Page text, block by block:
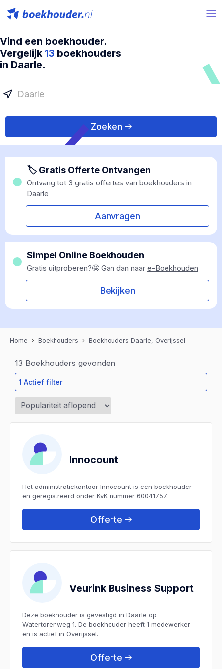
Vind een boekhouder.
Vergelijk 13 boekhouders
in Daarle.
Zoeken
🏷 Gratis Offerte Ontvangen
Ontvang tot 3 gratis offertes van boekhouders in
Daarle
Aanvragen
Simpel Online Boekhouden
Gratis uitproberen?🤩 Gan dan naar e-Boekhouden
Bekijken
Home Boekhouders Boekhouders Daarle, Overijssel
13 Boekhouders gevonden
1 Actief filter
Innocount
Het administratiekantoor Innocount is een boekhouder
en geregistreerd onder KvK nummer 60041757.
Offerte
Veurink Business Support
Deze boekhouder is gevestigd in Daarle op
Watertorenweg 1. De boekhouder heeft 1 medewerker
en is actief in Overijssel.
Offerte